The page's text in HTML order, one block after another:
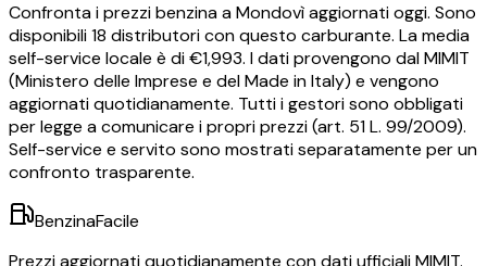
Confronta i prezzibenzinaaMondovìaggiornati oggi. Sono
disponibili18 distributori con questo carburante. La media
self-service locale è di €1,993. I dati provengono dal MIMIT
(Ministero delle Imprese e del Made in Italy) e vengono
aggiornati quotidianamente. Tutti i gestori sono obbligati
per legge a comunicare i propri prezzi (art. 51 L. 99/2009).
Self-service e servito sono mostrati separatamente per un
confronto trasparente.
BenzinaFacile
Prezzi aggiornati quotidianamente con dati ufficiali MIMIT.